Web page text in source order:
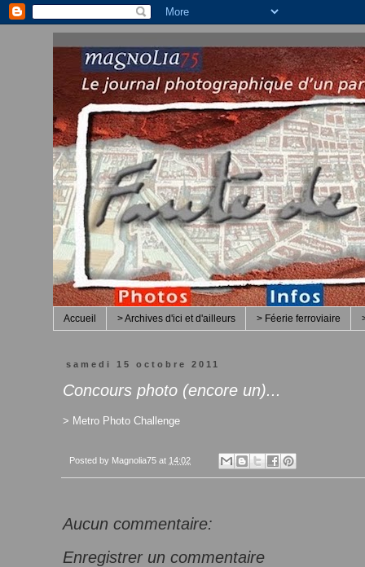
Accueil > Archives d'ici et d'ailleurs > Féerie ferroviaire
samedi 15 octobre 2011
Concours photo (encore un)...
> Metro Photo Challenge
Posted by Magnolia75 at 14:02
Aucun commentaire:
Enregistrer un commentaire